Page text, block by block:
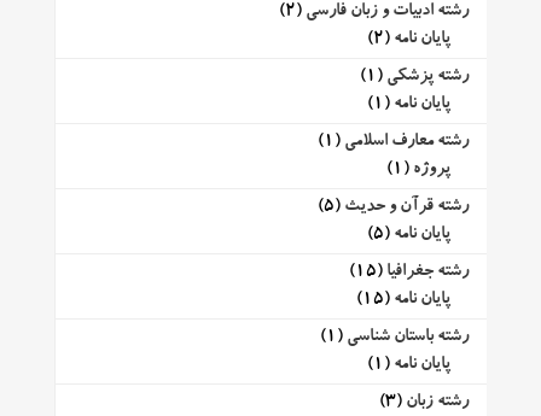
رشته ادبیات و زبان فارسی (2)
پایان نامه (2)
رشته پزشکی (1)
پایان نامه (1)
رشته معارف اسلامی (1)
پروژه (1)
رشته قرآن و حدیث (5)
پایان نامه (5)
رشته جغرافیا (15)
پایان نامه (15)
رشته باستان شناسی (1)
پایان نامه (1)
رشته زبان (3)